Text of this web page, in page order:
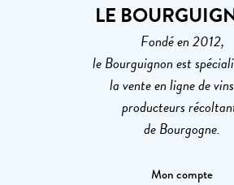
LE
Fondé en 2012,
le Bourguignon est
la vente en ligne de
producteurs
de Bourgogne.
Mon compte